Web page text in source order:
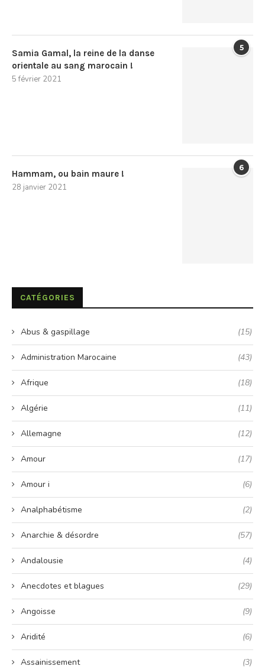
5
Samia Gamal, la reine de la danse
orientale au sang marocain !
5 février 2021
6
Hammam, ou bain maure !
28 janvier 2021
CATÉGORIES
Abus & gaspillage (15)
Administration Marocaine (43)
Afrique (18)
Algérie (11)
Allemagne (12)
Amour (17)
Amour i (6)
Analphabétisme (2)
Anarchie & désordre (57)
Andalousie (4)
Anecdotes et blagues (29)
Angoisse (9)
Aridité (6)
Assainissement (3)